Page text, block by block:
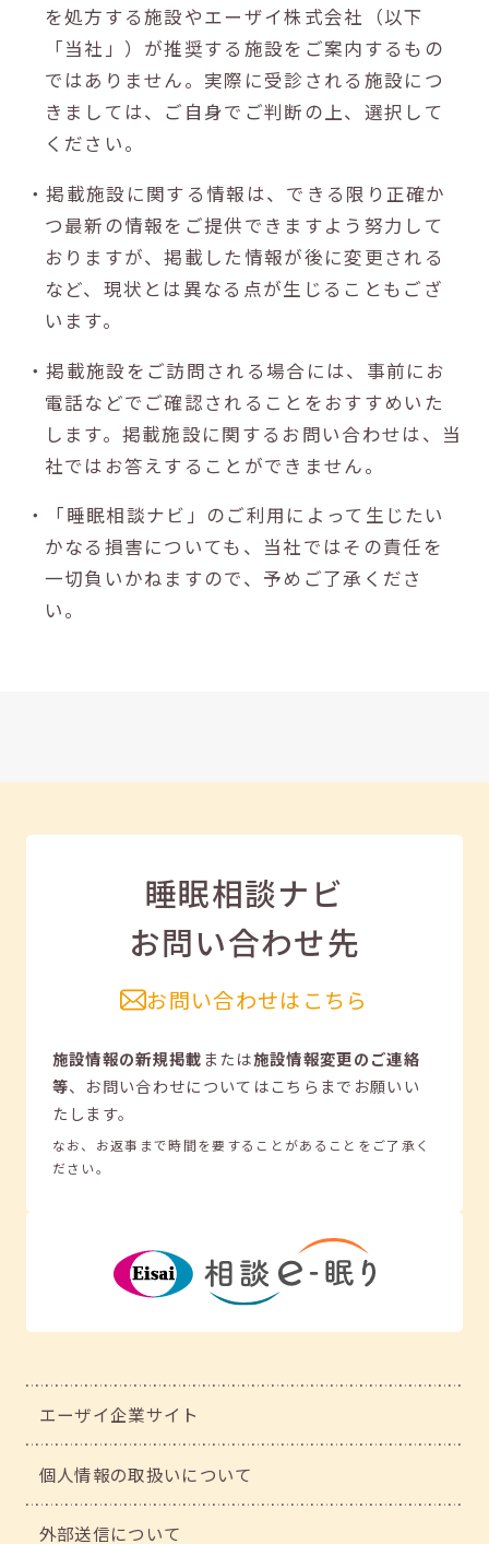
を処方する施設やエーザイ株式会社（以下
「当社」）が推奨する施設をご案内するもの
ではありません。実際に受診される施設につ
きましては、ご自身でご判断の上、選択して
ください。
・掲載施設に関する情報は、できる限り正確か
つ最新の情報をご提供できますよう努力して
おりますが、掲載した情報が後に変更される
など、現状とは異なる点が生じることもござ
います。
・掲載施設をご訪問される場合には、事前にお
電話などでご確認されることをおすすめいた
します。掲載施設に関するお問い合わせは、当
社ではお答えすることができません。
・「睡眠相談ナビ」のご利用によって生じたい
かなる損害についても、当社ではその責任を
一切負いかねますので、予めご了承くださ
い。
睡眠相談ナビ
お問い合わせ先
お問い合わせはこちら
施設情報の新規掲載または施設情報変更のご連絡
等、 お問い合わせについてはこちらまでお願いい
たします。
なお、お返事まで時間を要することがあることをご了承く
ださい。
エーザイ企業サイト
個人情報の取扱いについて
外部送信について